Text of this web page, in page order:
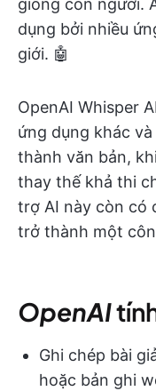
giống con người.
dụng bởi nhiều
giới. 🤖
OpenAI Whisper
ứng dụng khác
thành văn bản,
thay thế khả thi
trợ AI này còn có
trở thành một
OpenAI
Ghi chép bài
hoặc bản ghi